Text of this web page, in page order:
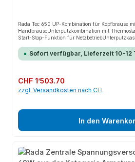
Rada Tec 650 UP-Kombination für Kopfbrause
HandbrauseUnterputzkombination mit
Start-Stop-Funktion für
240 mmMit Thermostat und
zusätzlichen Brauseschlauch mit
Durchführung manueller, thermischer
App für Android OS Smartphone oder
Sofort verfügbar, Lieferzeit 10-12
Regulärer Preis:
CHF 1’503.70
zzgl. Versandkosten nach CH
In den